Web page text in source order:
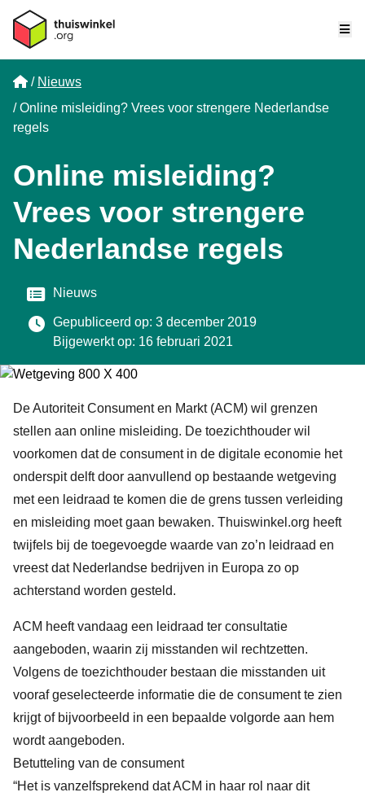
Home
Nieuws
Online misleiding? Vrees voor strengere Nederlandse
regels
Online misleiding?
Vrees voor strengere
Nederlandse regels
Categorie
Nieuws
Gepubliceerd op: 3 december 2019
Bijgewerkt op: 16 februari 2021
De Autoriteit Consument en Markt (ACM) wil grenzen
stellen aan online misleiding. De toezichthouder wil
voorkomen dat de consument in de digitale economie het
onderspit delft door aanvullend op bestaande wetgeving
met een leidraad te komen die de grens tussen verleiding
en misleiding moet gaan bewaken. Thuiswinkel.org heeft
twijfels bij de toegevoegde waarde van zo’n leidraad en
vreest dat Nederlandse bedrijven in Europa zo op
achterstand worden gesteld.
ACM heeft vandaag een leidraad ter consultatie
aangeboden, waarin zij misstanden wil rechtzetten.
Volgens de toezichthouder bestaan die misstanden uit
vooraf geselecteerde informatie die de consument te zien
krijgt of bijvoorbeeld in een bepaalde volgorde aan hem
wordt aangeboden.
Betutteling van de consument
“Het is vanzelfsprekend dat ACM in haar rol naar dit